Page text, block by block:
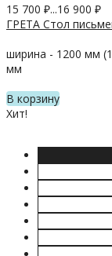
15 700 ₽...16 900 ₽
ГРЕТА Стол
ширина - 1200 мм
мм
В корзину
Хит!